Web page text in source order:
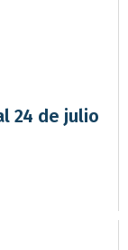
24 de julio